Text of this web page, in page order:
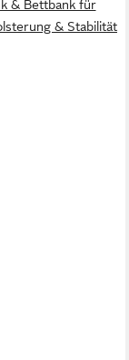
& Bettbank für
& Stabilität